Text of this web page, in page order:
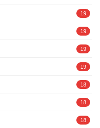
19
19
19
19
18
18
18